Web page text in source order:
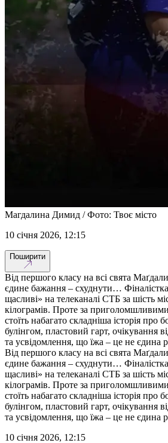
Магдалина Димид / Фото: Твоє місто
10 січня 2026, 12:15
Поширити
Від першого класу на всі свята
єдине бажання – схуднути…
щасливі» на телеканалі СТБ за шість
кілограмів. Проте за
стоїть набагато складніша історія про
булінгом, пластовий гарт, очікування
та усвідомлення, що їжа – це не єдина
Від першого класу на всі свята
єдине бажання – схуднути…
щасливі» на телеканалі СТБ за шість
кілограмів. Проте за
стоїть набагато складніша історія про
булінгом, пластовий гарт, очікування
та усвідомлення, що їжа – це не єдина
10 січня 2026, 12:15